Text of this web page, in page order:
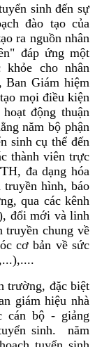
sinh đến sự
đào tạo của
ra nguồn nhân
đáp ứng một
cho nhân
Ban Giám hiệm
mọi điều kiện
động thuận
năm bộ phận
sinh cụ thể đến
thành viên trực
đa dạng hóa
truyền hình, báo
qua các kênh
đổi mới và linh
truyền chung về
cơ bản về sức
đặc biệt
giám hiệu nhà
cán bộ - giảng
sinh. năm